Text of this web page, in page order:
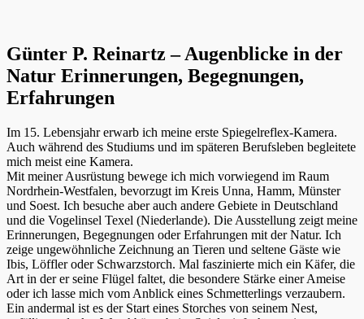
Günter P. Reinartz – Augenblicke in der
Natur Erinnerungen, Begegnungen,
Erfahrungen
Im 15. Lebensjahr erwarb ich meine erste Spiegelreflex-Kamera.
Auch während des Studiums und im späteren Berufsleben begleitete
mich meist eine Kamera.
Mit meiner Ausrüstung bewege ich mich vorwiegend im Raum
Nordrhein-Westfalen, bevorzugt im Kreis Unna, Hamm, Münster
und Soest. Ich besuche aber auch andere Gebiete in Deutschland
und die Vogelinsel Texel (Niederlande). Die Ausstellung zeigt meine
Erinnerungen, Begegnungen oder Erfahrungen mit der Natur. Ich
zeige ungewöhnliche Zeichnung an Tieren und seltene Gäste wie
Ibis, Löffler oder Schwarzstorch. Mal faszinierte mich ein Käfer, die
Art in der er seine Flügel faltet, die besondere Stärke einer Ameise
oder ich lasse mich vom Anblick eines Schmetterlings verzaubern.
Ein andermal ist es der Start eines Storches von seinem Nest,